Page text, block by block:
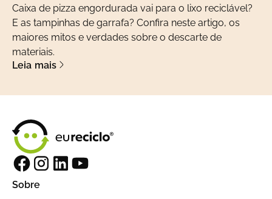
Caixa de pizza engordurada vai para o lixo reciclável?
E as tampinhas de garrafa? Confira neste artigo, os
maiores mitos e verdades sobre o descarte de
materiais.
Leia mais
Sobre